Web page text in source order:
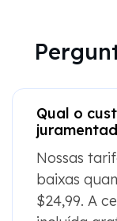
Nossas
baixas
$24,99. A
incluída